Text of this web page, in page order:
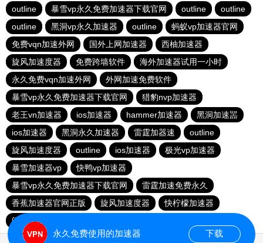
outline
暴雪vp永久免费加速器下载官网 outline
outline
outline
黑洞vp永久加速器 outline
蚂蚁vp加速器官网
免费vqn加速外网
国外上网加速器
西柚加速器
旋风加速度器
免费跨墙软件
海外加速器试用一小时
永久免费vqn加速外网
外网加速免费软件
暴雪vp永久免费加速器下载官网
猎豹nvp加速器
老王vn加速器
ios加速器 hammer加速器
黑洞加速噐
ios加速器
黑洞永久加速器 雷霆加器速
outline
旋风加速度器
outline ios加速器
极光vp加速器
暴雪加速器vp
快鸭vp加速器
暴雪vp永久免费加速器下载官网
雷霆加速免费永久
香蕉加速器官网正版
旋风加速度器
快柠檬加速器
闪电猫加速器
永久免费使用的加速器 下载